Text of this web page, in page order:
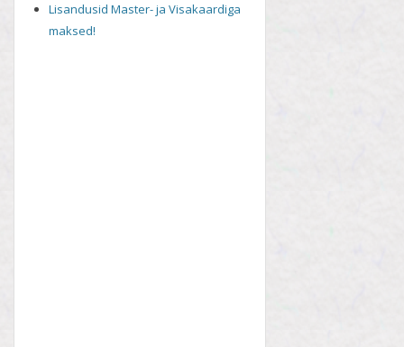
Lisandusid Master- ja Visakaardiga
maksed!